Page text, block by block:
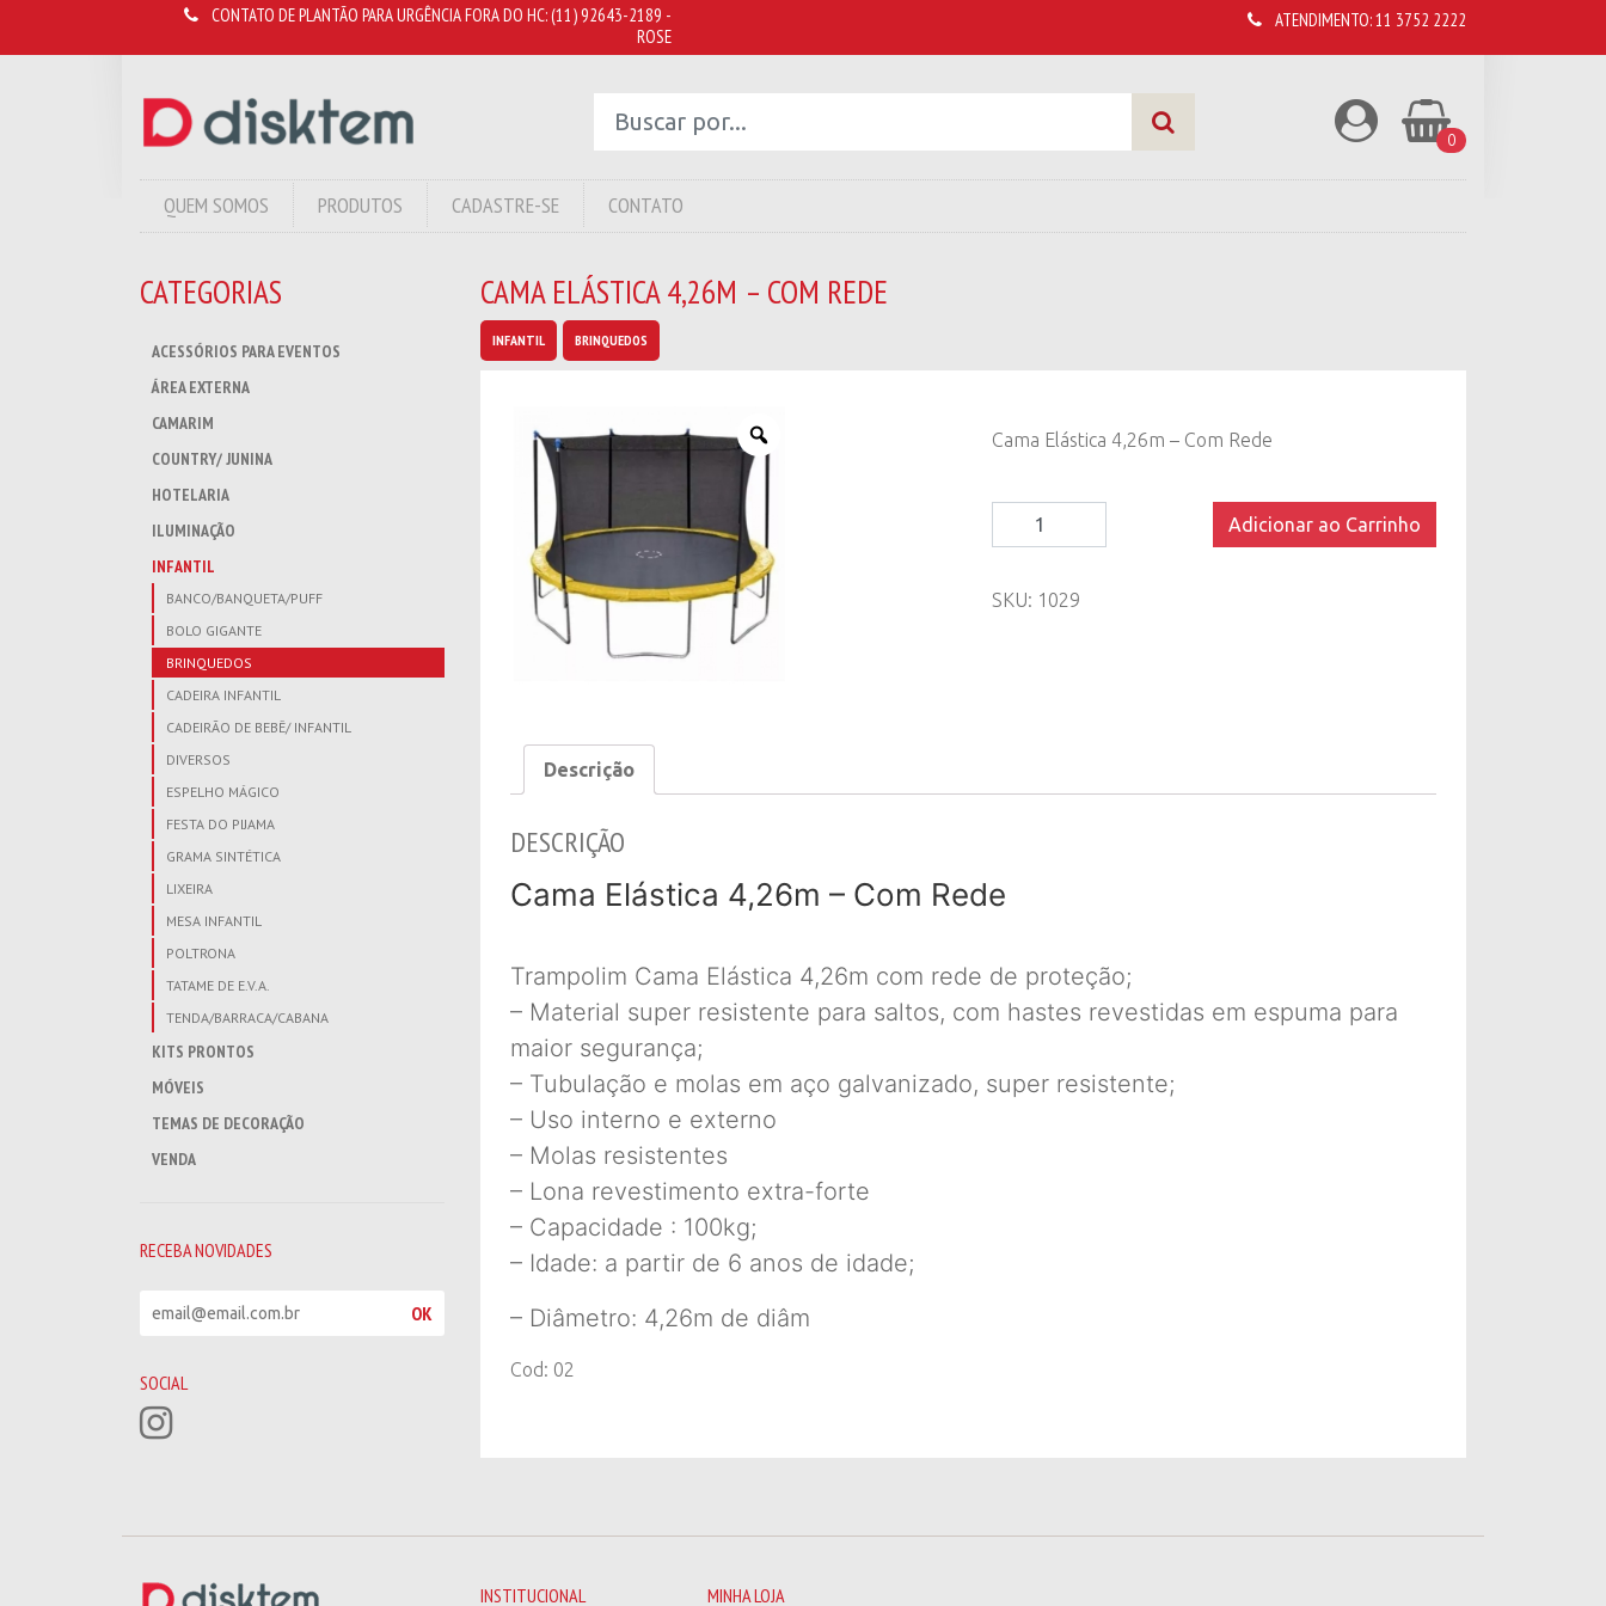
CONTATO DE PLANTÃO PARA URGÊNCIA FORA DO HC:(11) 92643-2189 -
ROSE
ATENDIMENTO:11 3752 2222
0
QUEM SOMOS PRODUTOS CADASTRE-SE CONTATO
CATEGORIAS
ACESSÓRIOS PARA EVENTOS
ÁREA EXTERNA
CAMARIM
COUNTRY/ JUNINA
HOTELARIA
ILUMINAÇÃO
INFANTIL
BANCO/BANQUETA/PUFF
BOLO GIGANTE
BRINQUEDOS
CADEIRA INFANTIL
CADEIRÃO DE BEBÊ/ INFANTIL
DIVERSOS
ESPELHO MÁGICO
FESTA DO PIJAMA
GRAMA SINTÉTICA
LIXEIRA
MESA INFANTIL
POLTRONA
TATAME DE E.V.A.
TENDA/BARRACA/CABANA
KITS PRONTOS
MÓVEIS
TEMAS DE DECORAÇÃO
VENDA
RECEBA NOVIDADES
e
b
a
n
d
d
OK
SOCIAL
CAMA ELÁSTICA 4,26M – COM REDE
INFANTIL BRINQUEDOS
Cama Elástica 4,26m – Com Rede
Cama
Elástica
-
Adicionar ao Carrinho
SKU: 1029
Descrição
DESCRIÇÃO
Cama Elástica 4,26m – Com Rede
Trampolim Cama Elástica 4,26m com rede de proteção;
– Material super resistente para saltos, com hastes revestidas em espuma para
maior segurança;
– Tubulação e molas em aço galvanizado, super resistente;
– Uso interno e externo
– Molas resistentes
– Lona revestimento extra-forte
– Capacidade : 100kg;
– Idade: a partir de 6 anos de idade;
– Diâmetro: 4,26m de diâm
Cod: 02
INSTITUCIONAL MINHA LOJA